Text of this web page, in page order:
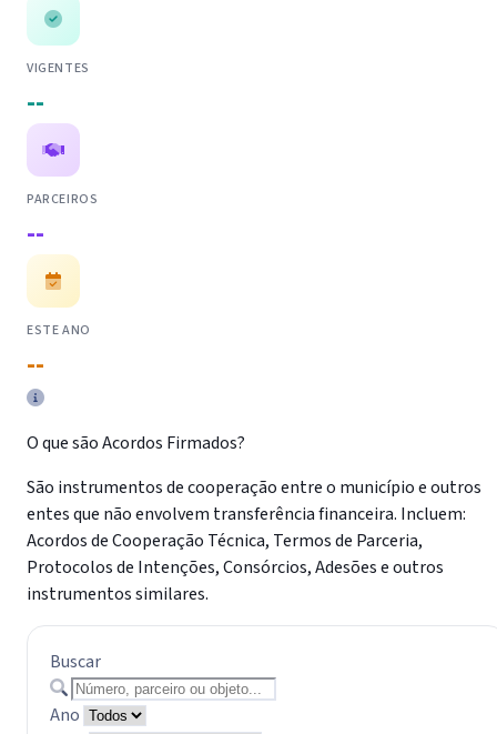
VIGENTES
--
PARCEIROS
--
ESTE ANO
--
O que são Acordos Firmados?
São instrumentos de cooperação entre o município e outros
entes que não envolvem transferência financeira. Incluem:
Acordos de Cooperação Técnica, Termos de Parceria,
Protocolos de Intenções, Consórcios, Adesões e outros
instrumentos similares.
Buscar
Ano